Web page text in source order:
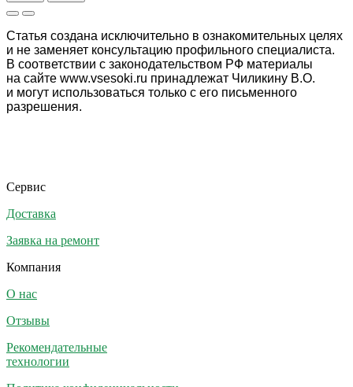
Статья создана исключительно в ознакомительных целях
и не заменяет консультацию профильного специалиста.
В соответствии с законодательством РФ материалы
на сайте www.vsesoki.ru принадлежат Чиликину В.О.
и могут использоваться только с его письменного
разрешения.
Сервис
Доставка
Заявка на ремонт
Компания
О нас
Отзывы
Рекомендательные
технологии